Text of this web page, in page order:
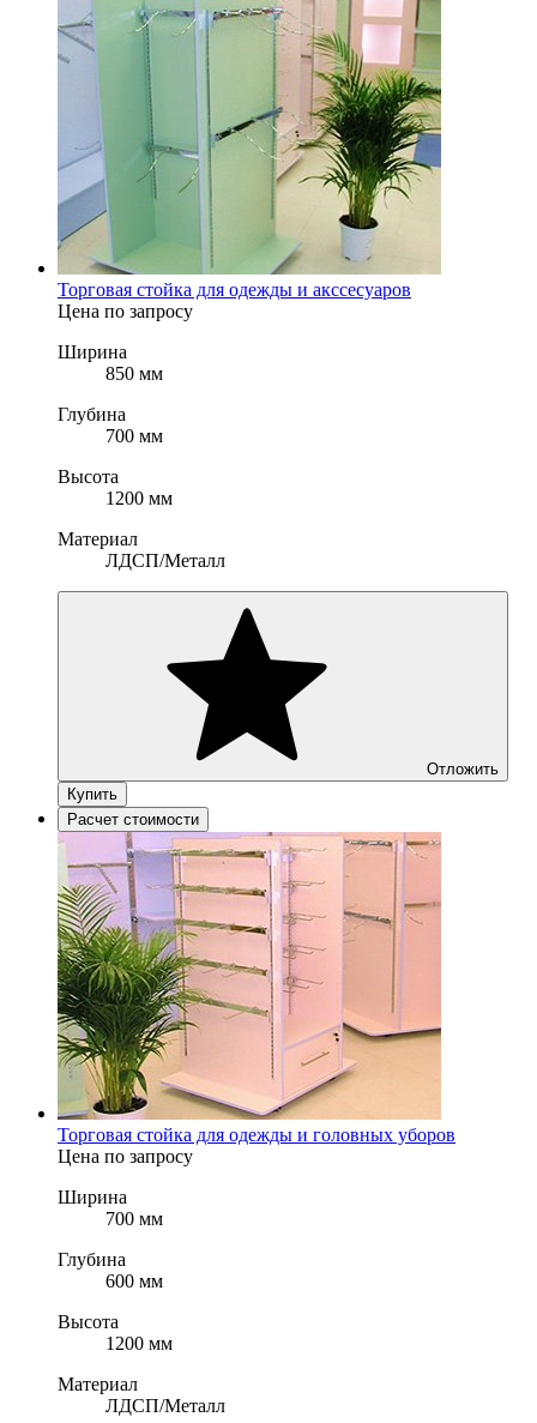
Торговая стойка для одежды и акссесуаров
Цена по запросу
Ширина
850 мм
Глубина
700 мм
Высота
1200 мм
Материал
ЛДСП/Металл
Отложить
Купить
Расчет стоимости
Торговая стойка для одежды и головных уборов
Цена по запросу
Ширина
700 мм
Глубина
600 мм
Высота
1200 мм
Материал
ЛДСП/Металл